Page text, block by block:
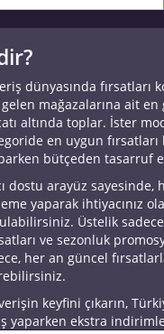
dünyasında fırsatları
gelen mağazalarına ait
altında toplar. İster
en uygun fırsatları
bütçeden tasarruf
dostu arayüz sayesinde,
yaparak ihtiyacınız
Üstelik
ve sezonluk
her an güncel
keyfini çıkarın,
yaparken ekstra